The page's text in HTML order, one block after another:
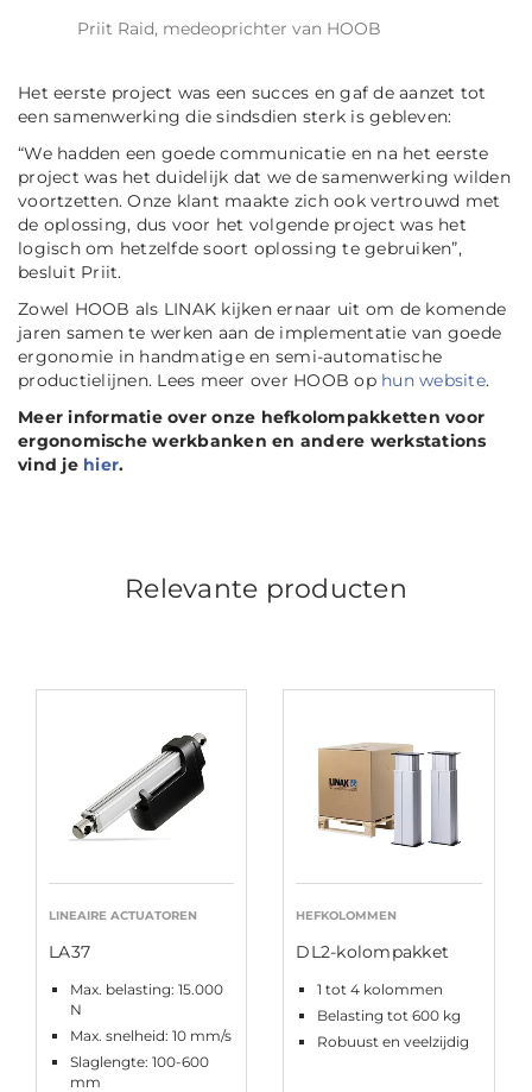
Priit Raid, medeoprichter van HOOB
Het eerste project was een succes en gaf de aanzet tot
een samenwerking die sindsdien sterk is gebleven:
“We hadden een goede communicatie en na het eerste
project was het duidelijk dat we de samenwerking wilden
voortzetten. Onze klant maakte zich ook vertrouwd met
de oplossing, dus voor het volgende project was het
logisch om hetzelfde soort oplossing te gebruiken”,
besluit Priit.
Zowel HOOB als LINAK kijken ernaar uit om de komende
jaren samen te werken aan de implementatie van goede
ergonomie in handmatige en semi-automatische
productielijnen. Lees meer over HOOB op hun website.
Meer informatie over onze hefkolompakketten voor
ergonomische werkbanken en andere werkstations
vind je hier.
Relevante producten
LINEAIRE ACTUATOREN
LA37
Max. belasting: 15.000
N
Max. snelheid: 10 mm/s
Slaglengte: 100-600
mm
HEFKOLOMMEN
DL2-kolompakket
1 tot 4 kolommen
Belasting tot 600 kg
Robuust en veelzijdig